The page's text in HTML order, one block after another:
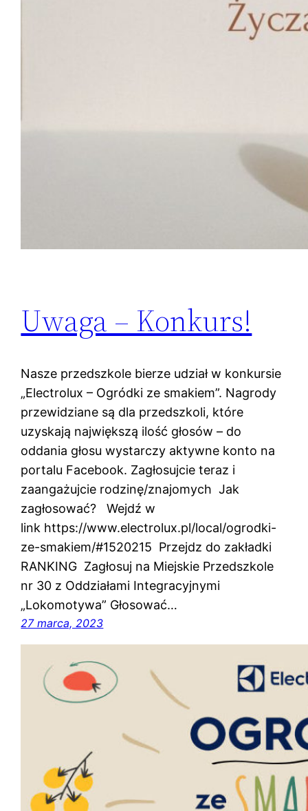
Uwaga – Konkurs!
Nasze przedszkole bierze udział w konkursie
„Electrolux – Ogródki ze smakiem”. Nagrody
przewidziane są dla przedszkoli, które
uzyskają największą ilość głosów – do
oddania głosu wystarczy aktywne konto na
portalu Facebook. Zagłosujcie teraz i
zaangażujcie rodzinę/znajomych Jak
zagłosować? Wejdź w
link https://www.electrolux.pl/local/ogrodki-
ze-smakiem/#1520215 Przejdz do zakładki
RANKING Zagłosuj na Miejskie Przedszkole
nr 30 z Oddziałami Integracyjnymi
„Lokomotywa” Głosować…
27 marca, 2023